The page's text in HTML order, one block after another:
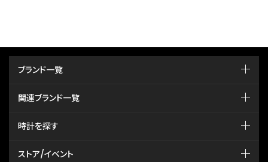
ブランド一覧
関連ブランド一覧
時計を探す
ストア/イベント